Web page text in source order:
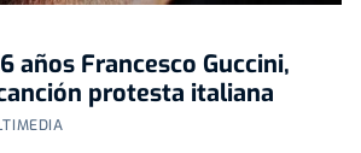
años Francesco Guccini,
protesta italiana